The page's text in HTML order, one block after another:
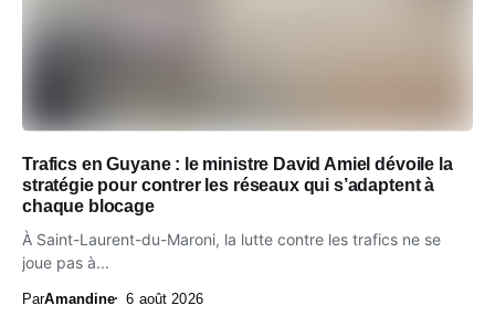
Trafics en Guyane : le ministre David Amiel dévoile la
stratégie pour contrer les réseaux qui s’adaptent à
chaque blocage
À Saint-Laurent-du-Maroni, la lutte contre les trafics ne se
joue pas à...
ParAmandine 6 août 2026